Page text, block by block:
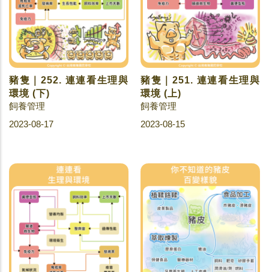
豬隻｜252. 連連看生理與
環境 (下)
飼養管理
2023-08-17
豬隻｜251. 連連看生理與
環境 (上)
飼養管理
2023-08-15